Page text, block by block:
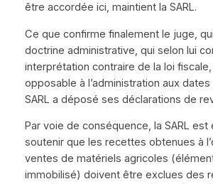
être accordée ici, maintient la SARL.
Ce que confirme finalement le juge,
doctrine administrative, qui selon lui
interprétation contraire de la loi
opposable à l’administration aux
SARL a déposé ses déclarations de
Par voie de conséquence, la SARL est
soutenir que les recettes obtenues à
ventes de matériels agricoles
immobilisé) doivent être exclues des